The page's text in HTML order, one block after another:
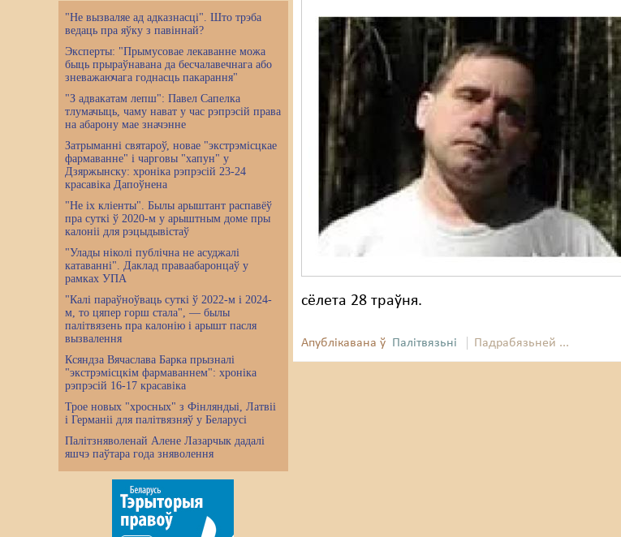
"Не вызваляе ад адказнасці". Што трэба
ведаць пра яўку з павіннай?
Эксперты: "Прымусовае лекаванне можа
быць прыраўнавана да бесчалавечнага або
зневажаючага годнасць пакарання"
"З адвакатам лепш": Павел Сапелка
тлумачыць, чаму нават у час рэпрэсій права
на абарону мае значэнне
Затрыманні святароў, новае "экстрэмісцкае
фармаванне" і чарговы "хапун" у
Дзяржынску: хроніка рэпрэсій 23-24
красавіка Дапоўнена
"Не іх кліенты". Былы арыштант распавёў
пра суткі ў 2020-м у арыштным доме пры
калоніі для рэцыдывістаў
"Улады ніколі публічна не асуджалі
катаванні". Даклад праваабаронцаў у
рамках УПА
"Калі параўноўваць суткі ў 2022-м і 2024-
м, то цяпер горш стала", — былы
палітвязень пра калонію і арышт пасля
вызвалення
Ксяндза Вячаслава Барка прызналі
"экстрэмісцкім фармаваннем": хроніка
рэпрэсій 16-17 красавіка
Трое новых "хросных" з Фінляндыі, Латвіі
і Германіі для палітвязняў у Беларусі
Палітзняволенай Алене Лазарчык дадалі
яшчэ паўтара года зняволення
сёлета 28 траўня.
Апублікавана ў Палітвязьні Падрабязьней ...